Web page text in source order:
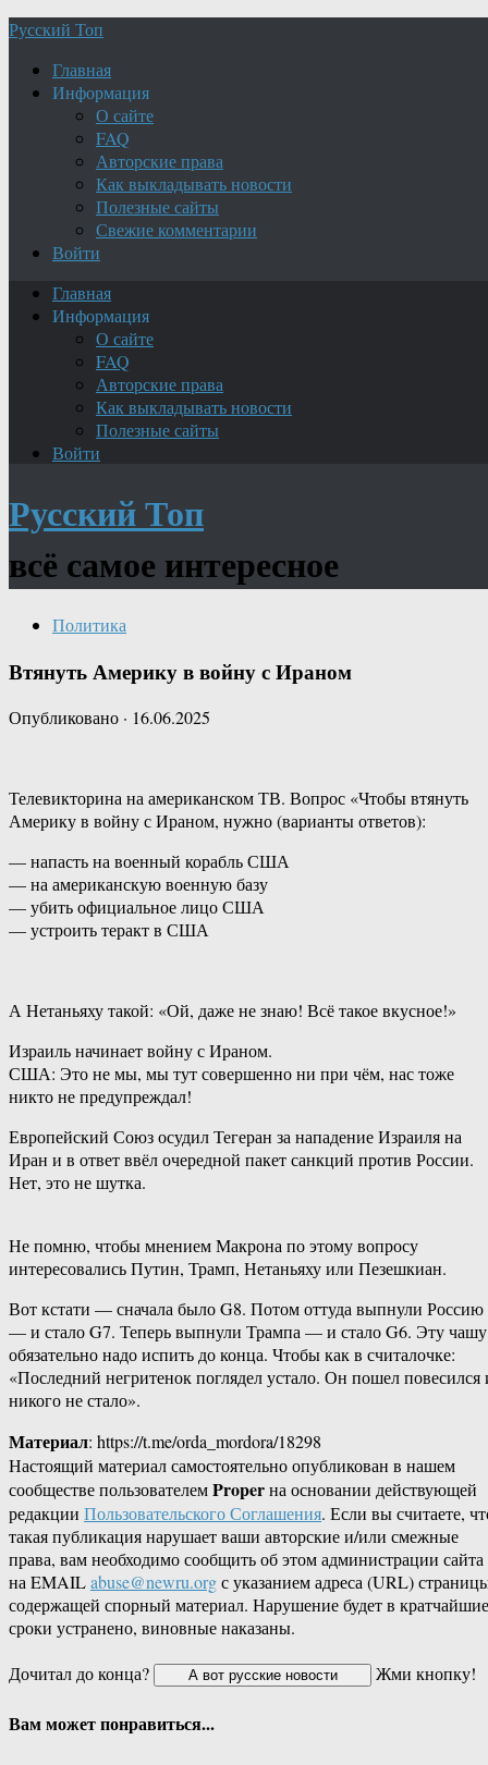
Русский Топ
Главная
Информация
О сайте
FAQ
Авторские права
Как выкладывать новости
Полезные сайты
Свежие комментарии
Войти
Главная
Информация
О сайте
FAQ
Авторские права
Как выкладывать новости
Полезные сайты
Войти
Русский Топ
всё самое интересное
Политика
Втянуть Америку в войну с Ираном
Опубликовано · 16.06.2025
Телевикторина на американском ТВ. Вопрос «Чтобы втянуть
Америку в войну с Ираном, нужно (варианты ответов):
— напасть на военный корабль США
— на американскую военную базу
— убить официальное лицо США
— устроить теракт в США
А Нетаньяху такой: «Ой, даже не знаю! Всё такое вкусное!»
Израиль начинает войну с Ираном.
США: Это не мы, мы тут совершенно ни при чём, нас тоже
никто не предупреждал!
Европейский Союз осудил Тегеран за нападение Израиля на
Иран и в ответ ввёл очередной пакет санкций против России.
Нет, это не шутка.
Не помню, чтобы мнением Макрона по этому вопросу
интересовались Путин, Трамп, Нетаньяху или Пезешкиан.
Вот кстати — сначала было G8. Потом оттуда выпнули Россию
— и стало G7. Теперь выпнули Трампа — и стало G6. Эту чашу
обязательно надо испить до конца. Чтобы как в считалочке:
«Последний негритенок поглядел устало. Он пошел повесился
никого не стало».
Материал: https://t.me/orda_mordora/18298
Настоящий материал самостоятельно опубликован в нашем
сообществе пользователемProperна основании действующей
редакции Пользовательского Соглашения. Если вы считаете,
такая публикация нарушает ваши авторские и/или смежные
права, вам необходимо сообщить об этом администрации сайта
на EMAILabuse@newru.orgс указанием адреса (URL)
содержащей спорный материал. Нарушение будет в кратчайшие
сроки устранено, виновные наказаны.
Дочитал до конца?
Жми кнопку!
Вам может понравиться...